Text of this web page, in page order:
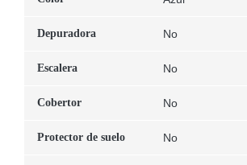
Depuradora No
Escalera No
Cobertor No
Protector de suelo No